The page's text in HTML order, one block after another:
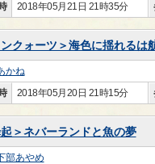
2018年05月21日 21時35分
クォーツ＞海色に揺れるは
かね
2018年05月20日 21時15分
＞ネバーランドと魚の夢
部あやめ